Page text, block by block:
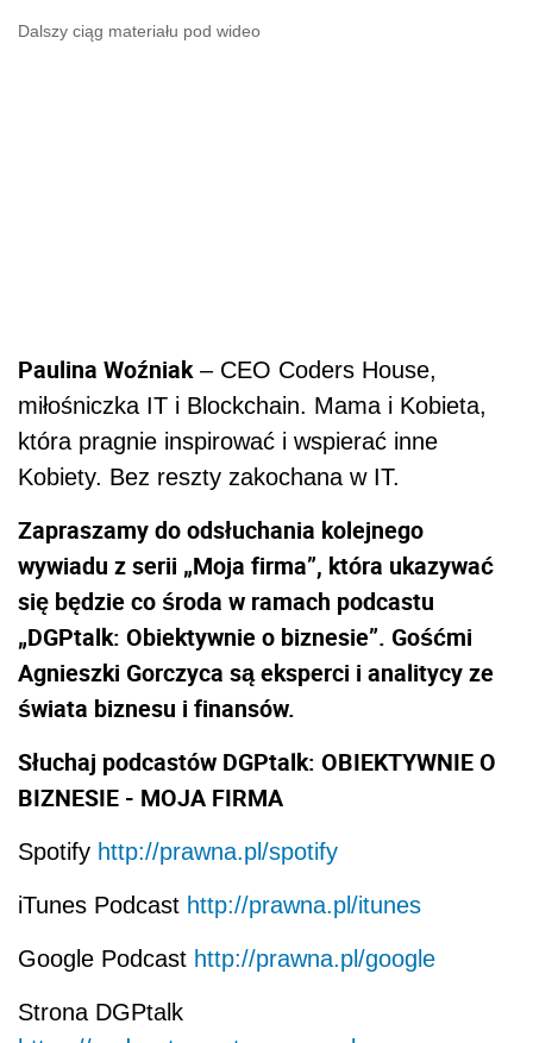
Dalszy ciąg materiału pod wideo
Paulina Woźniak– CEO Coders House,
miłośniczka IT i Blockchain. Mama i Kobieta,
która pragnie inspirować i wspierać inne
Kobiety. Bez reszty zakochana w IT.
Zapraszamy do odsłuchania kolejnego
wywiadu z serii „Moja firma”, która ukazywać
się będzie co środa w ramach podcastu
„DGPtalk: Obiektywnie o biznesie”. Gośćmi
Agnieszki Gorczyca są eksperci i analitycy ze
świata biznesu i finansów.
Słuchaj podcastów DGPtalk: OBIEKTYWNIE O
BIZNESIE - MOJA FIRMA
Spotify http://prawna.pl/spotify
iTunes Podcast http://prawna.pl/itunes
Google Podcast http://prawna.pl/google
Strona DGPtalk